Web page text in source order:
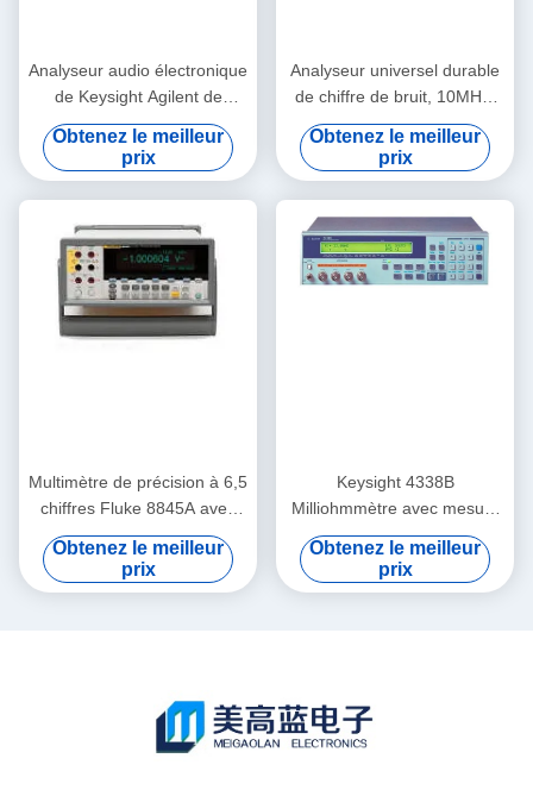
Analyseur audio électronique
de Keysight Agilent de
matériel d'essai et d'essai
d'U8903A
Obtenez le meilleur
prix
Analyseur universel durable
de chiffre de bruit, 10MHz-
26.5GHz Keysight Agilent
N8975A
Obtenez le meilleur
prix
Multimètre de précision à 6,5
chiffres Fluke 8845A avec
0,0024% de précision CC et
enregistreur sans papier
Trendplot
Obtenez le meilleur
prix
Keysight 4338B
Milliohmmètre avec mesure
à courant alternatif de 1 KHz
Résolution 10 u Ohm et
mesure à grande vitesse de
Obtenez le meilleur
prix